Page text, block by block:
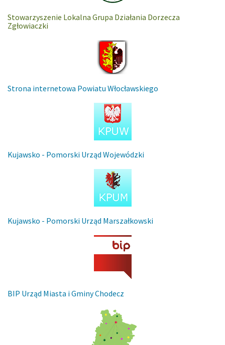
Stowarzyszenie Lokalna Grupa Działania Dorzecza
Zgłowiaczki
Strona internetowa Powiatu Włocławskiego
Kujawsko - Pomorski Urząd Wojewódzki
Kujawsko - Pomorski Urząd Marszałkowski
BIP Urząd Miasta i Gminy Chodecz